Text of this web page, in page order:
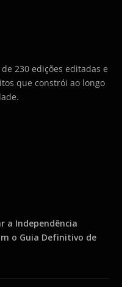
230 edições editadas e
que constrói ao longo
a Independência
o Guia Definitivo de